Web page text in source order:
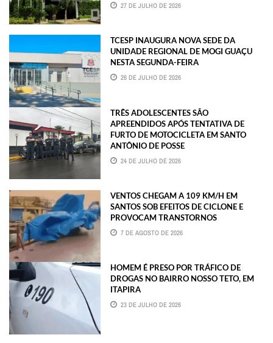
27 DE JULHO DE 2026
TCESP INAUGURA NOVA SEDE DA
UNIDADE REGIONAL DE MOGI GUAÇU
NESTA SEGUNDA-FEIRA
26 DE JULHO DE 2026
TRÊS ADOLESCENTES SÃO
APREENDIDOS APÓS TENTATIVA DE
FURTO DE MOTOCICLETA EM SANTO
ANTÔNIO DE POSSE
24 DE JULHO DE 2026
VENTOS CHEGAM A 109 KM/H EM
SANTOS SOB EFEITOS DE CICLONE E
PROVOCAM TRANSTORNOS
7 DE AGOSTO DE 2026
HOMEM É PRESO POR TRÁFICO DE
DROGAS NO BAIRRO NOSSO TETO, EM
ITAPIRA
23 DE JULHO DE 2026